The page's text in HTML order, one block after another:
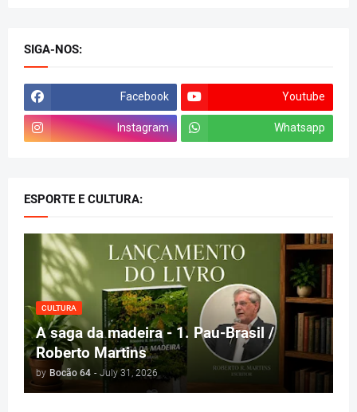
SIGA-NOS:
Facebook Youtube
Instagram Whatsapp
ESPORTE E CULTURA:
CULTURA
A saga da madeira - 1. Pau-Brasil /
Roberto Martins
by Bocão 64 - July 31, 2026